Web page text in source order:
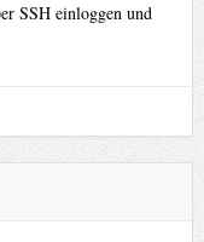
SSH einloggen und